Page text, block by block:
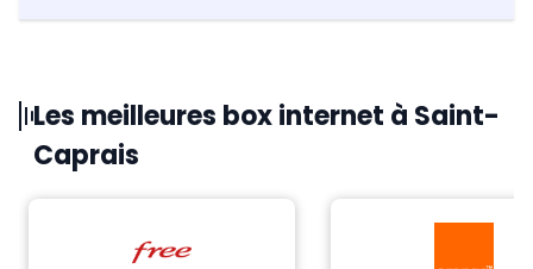
Les meilleures box internet à Saint-
Caprais